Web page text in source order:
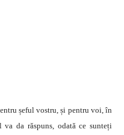
șeful vostru, și pentru voi, în
da răspuns, odată ce sunteți